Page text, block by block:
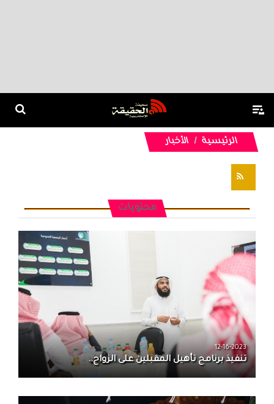
الرئيسية الأخبار
محتويات
12-16-2023
تنفيذ برنامج تأهيل المقبلين على الزواج..